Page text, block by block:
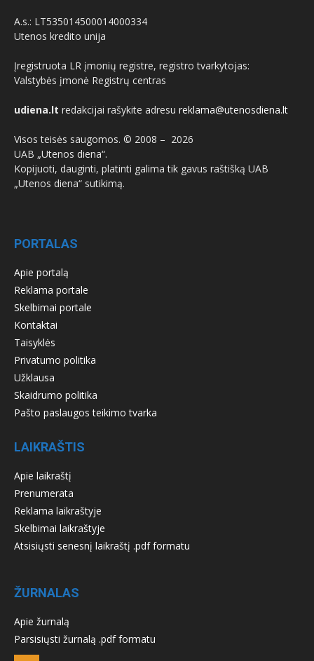
A.s.: LT535014500014000334
Utenos kredito unija
Įregistruota LR įmonių registre, registro tvarkytojas:
Valstybės įmonė Registrų centras
udiena.lt redakcijai rašykite adresu reklama@utenosdiena.lt
Visos teisės saugomos. © 2008 – 2026
UAB „Utenos diena“.
Kopijuoti, dauginti, platinti galima tik gavus raštišką UAB
„Utenos diena“ sutikimą.
PORTALAS
Apie portalą
Reklama portale
Skelbimai portale
Kontaktai
Taisyklės
Privatumo politika
Užklausa
Skaidrumo politika
Pašto paslaugos teikimo tvarka
LAIKRAŠTIS
Apie laikraštį
Prenumerata
Reklama laikraštyje
Skelbimai laikraštyje
Atsisiųsti senesnį laikraštį .pdf formatu
ŽURNALAS
Apie žurnalą
Parsisiųsti žurnalą .pdf formatu